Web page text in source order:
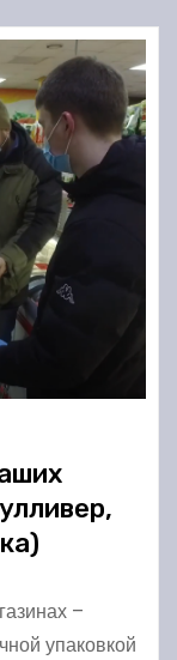
–
упаковкой